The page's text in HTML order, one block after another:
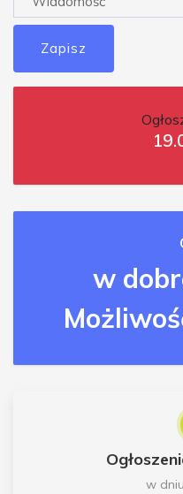
Zapisz
w
w